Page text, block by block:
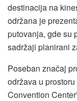
destinacija na
održana je
putovanja, gde su
sadržaji planirani
Poseban značaj
održava u
Convention